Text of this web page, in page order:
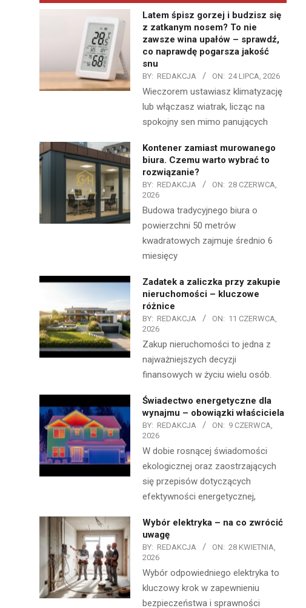
Latem śpisz gorzej i budzisz się
z zatkanym nosem? To nie
zawsze wina upałów – sprawdź,
co naprawdę pogarsza jakość
snu
BY: REDAKCJA ON: 24 LIPCA, 2026
Wieczorem ustawiasz klimatyzację
lub włączasz wiatrak, licząc na
spokojny sen mimo panujących
Kontener zamiast murowanego
biura. Czemu warto wybrać to
rozwiązanie?
BY: REDAKCJA ON: 28 CZERWCA,
2026
Budowa tradycyjnego biura o
powierzchni 50 metrów
kwadratowych zajmuje średnio 6
miesięcy
Zadatek a zaliczka przy zakupie
nieruchomości – kluczowe
różnice
BY: REDAKCJA ON: 11 CZERWCA,
2026
Zakup nieruchomości to jedna z
najważniejszych decyzji
finansowych w życiu wielu osób.
Świadectwo energetyczne dla
wynajmu – obowiązki właściciela
BY: REDAKCJA ON: 9 CZERWCA,
2026
W dobie rosnącej świadomości
ekologicznej oraz zaostrzających
się przepisów dotyczących
efektywności energetycznej,
Wybór elektryka – na co zwrócić
uwagę
BY: REDAKCJA ON: 28 KWIETNIA,
2026
Wybór odpowiedniego elektryka to
kluczowy krok w zapewnieniu
bezpieczeństwa i sprawności